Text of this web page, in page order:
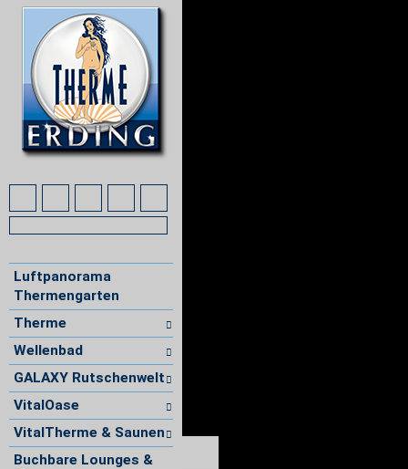
Luftpanorama
Thermengarten
Therme
Wellenbad
GALAXY Rutschenwelt
VitalOase
VitalTherme & Saunen
Buchbare Lounges &